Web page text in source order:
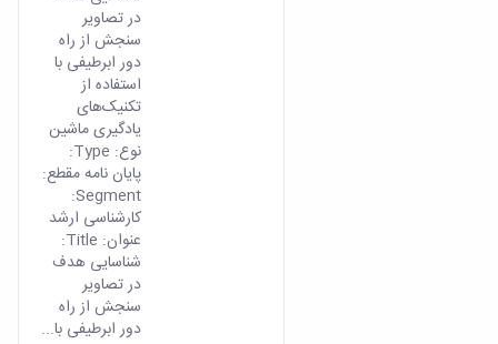
در تصاویر
سنجش از راه
دور ابرطیفی با
استفاده از
تکنیک‌های
یادگیری ماشین
نوع: Type:
پایان نامه مقطع:
Segment:
کارشناسی ارشد
عنوان: Title:
شناسایی هدف
در تصاویر
سنجش از راه
دور ابرطیفی با...